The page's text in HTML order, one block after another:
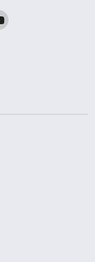
Finden